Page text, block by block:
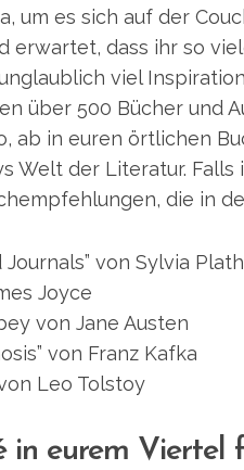
um es sich auf der
erwartet, dass ihr so
viel
über 500 Bücher und
ab in euren örtlichen
Welt der Literatur.
die in
von Sylvia Plath
Joyce
von Jane Austen
von Franz Kafka
Leo Tolstoy
in eurem Viertel